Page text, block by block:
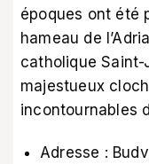
époques ont été
hameau de
catholique
majestueux
incontournables
Adresse :